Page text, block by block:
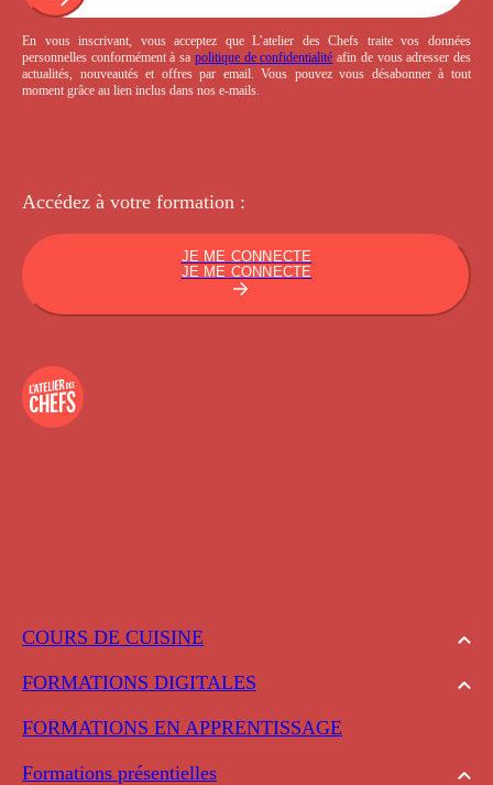
COURS DE CUISINE
FORMATIONS DIGITALES
FORMATIONS EN APPRENTISSAGE
Formations présentielles
En vous inscrivant, vous acceptez que L’atelier des Chefs traite vos données
personnelles conformément à sa politique de confidentialité afin de vous adresser des
actualités, nouveautés et offres par email. Vous pouvez vous désabonner à tout
moment grâce au lien inclus dans nos e-mails.
Accédez à votre formation :
JE ME CONNECTE
JE ME CONNECTE